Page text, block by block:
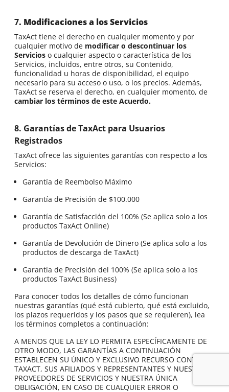
7. Modificaciones a los Servicios
TaxAct tiene el derecho en cualquier momento y por
cualquier motivo de modificar o descontinuar los
Servicios o cualquier aspecto o característica de los
Servicios, incluidos, entre otros, su Contenido,
funcionalidad u horas de disponibilidad, el equipo
necesario para su acceso o uso, o los precios. Además,
TaxAct se reserva el derecho, en cualquier momento, de
cambiar los términos de este Acuerdo.
8. Garantías de TaxAct para Usuarios
Registrados
TaxAct ofrece las siguientes garantías con respecto a los
Servicios:
Garantía de Reembolso Máximo
Garantía de Precisión de $100.000
Garantía de Satisfacción del 100% (Se aplica solo a los
productos TaxAct Online)
Garantía de Devolución de Dinero (Se aplica solo a los
productos de descarga de TaxAct)
Garantía de Precisión del 100% (Se aplica solo a los
productos TaxAct Business)
Para conocer todos los detalles de cómo funcionan
nuestras garantías (qué está cubierto, qué está excluido,
los plazos requeridos y los pasos que se requieren), lea
los términos completos a continuación:
A MENOS QUE LA LEY LO PERMITA ESPECÍFICAMENTE DE
OTRO MODO, LAS GARANTÍAS A CONTINUACIÓN
ESTABLECEN SU ÚNICO Y EXCLUSIVO RECURSO CONTRA
TAXACT, SUS AFILIADOS Y REPRESENTANTES Y NUESTROS
PROVEEDORES DE SERVICIOS Y NUESTRA ÚNICA
OBLIGACIÓN, EN CASO DE CUALQUIER ERROR O